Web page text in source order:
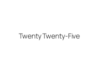
Twenty Twenty-Five